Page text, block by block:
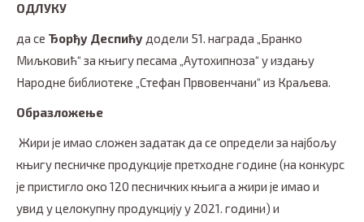
ОДЛУКУ
да се Ђорђу Деспићу додели 51. награда „Бранко
Миљковић“ за књигу песама „Аутохипноза“ у издању
Народне библиотеке „Стефан Првовенчани“ из Краљева.
Образложење
Жири је имао сложен задатак да се определи за најбољу
књигу песничке продукције претходне године (на конкурс
је пристигло око 120 песничких књига а жири је имао и
увид у целокупну продукцију у 2021. години) и